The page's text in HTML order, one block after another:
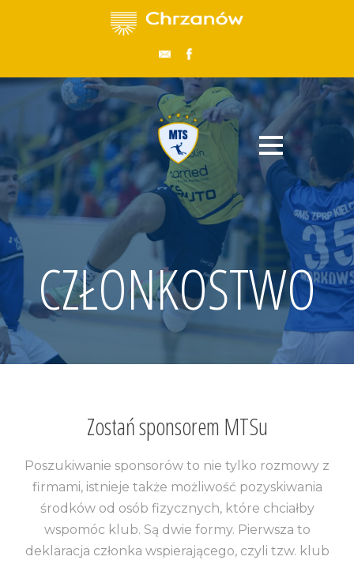
CZŁONKOSTWO
Zostań sponsorem MTSu
Poszukiwanie sponsorów to nie tylko rozmowy z
firmami, istnieje także możliwość pozyskiwania
środków od osób fizycznych, które chciałby
wspomóc klub. Są dwie formy. Pierwsza to
deklaracja członka wspierającego, czyli tzw. klub